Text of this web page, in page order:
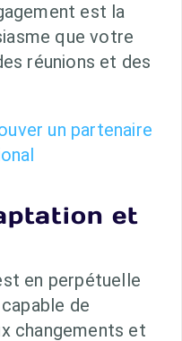
est la
que votre
réunions et des
un partenaire
et
en perpétuelle
de
changements et